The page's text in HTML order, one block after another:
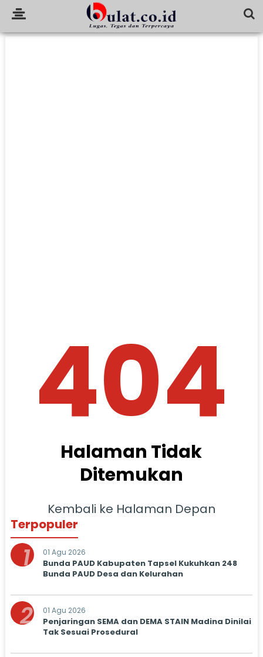
404
Halaman Tidak
Ditemukan
Kembali ke Halaman Depan
Terpopuler
1 01 Agu 2026
Bunda PAUD Kabupaten Tapsel Kukuhkan 248
Bunda PAUD Desa dan Kelurahan
2 01 Agu 2026
Penjaringan SEMA dan DEMA STAIN Madina Dinilai
Tak Sesuai Prosedural